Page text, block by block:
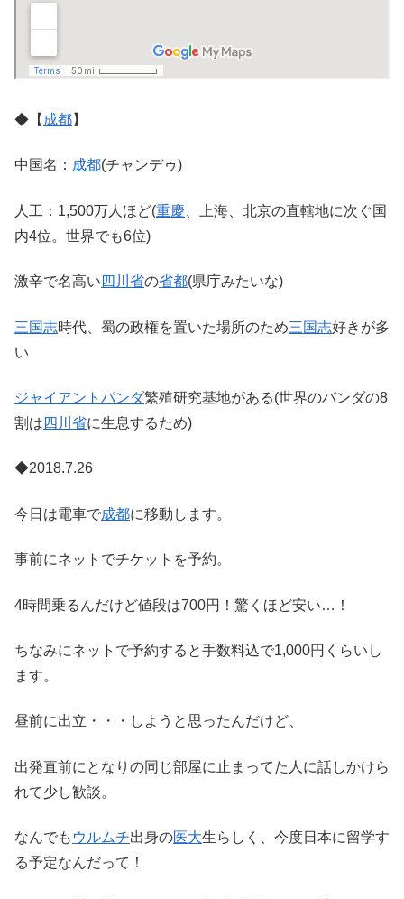
◆【 成都】
中国名： 成都(チャンデゥ)
人工：1,500万人ほど(重慶 、上海、北京の直轄地に次ぐ国
内4位。世界でも6位)
激辛で名高い 四川省の省都(県庁みたいな)
三国志時代、蜀の政権を置いた場所のため三国志好きが多
い
ジャイアントパンダ繁殖研究基地がある(世界のパンダの8
割は 四川省に生息するため)
◆2018.7.26
今日は電車で成都に移動します。
事前にネットでチケットを予約。
4時間乗るんだけど値段は700円！驚くほど安い…！
ちなみにネットで予約すると手数料込で1,000円くらいし
ます。
昼前に出立・・・しようと思ったんだけど、
出発直前にとなりの同じ部屋に止まってた人に話しかけら
れて少し歓談。
なんでも ウルムチ出身の医大生らしく、今度日本に留学す
る予定なんだって！